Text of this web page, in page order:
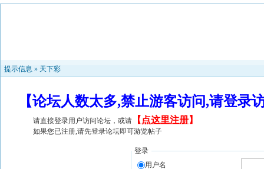
提示信息 » 天下彩
【论坛人数太多,禁止游客访问,请登
请直接登录用户访问论坛，或请 【 点这里注册】
如果您已注册,请先登录论坛即可游览帖子
登录
用户名